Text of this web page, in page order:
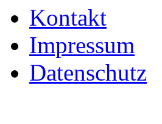
Kontakt
Impressum
Datenschutz